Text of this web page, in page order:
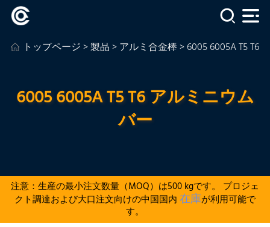
トップページ>製品>アルミ合金棒> 6005 6005A T5 T6
6005 6005A T5 T6 アルミニウム
バー
注意：生産の最小注文数量（MOQ）は500 kgです。 プロジェ
クト調達および大口注文向けの中国国内 在庫が利用可能で
す。